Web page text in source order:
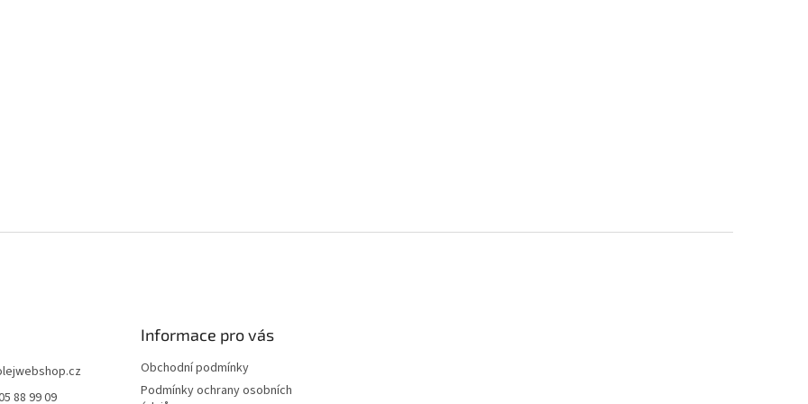
88 99 09
Informace pro vás
Obchodní podmínky
Podmínky ochrany osobních